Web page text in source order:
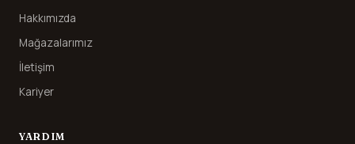
Hakkımızda
Mağazalarımız
İletişim
Kariyer
YARDIM